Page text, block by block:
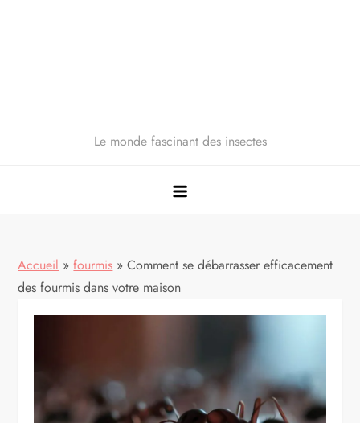
Le monde fascinant des insectes
Accueil » fourmis » Comment se débarrasser efficacement
des fourmis dans votre maison